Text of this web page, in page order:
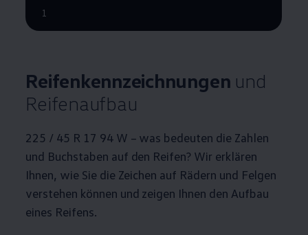
Verbleibende Zeit, --:--
1
Reifenkennzeichnungen und
Reifenaufbau
225 / 45 R 17 94 W – was bedeuten die Zahlen
und Buchstaben auf den Reifen? Wir erklären
Ihnen, wie Sie die Zeichen auf Rädern und Felgen
verstehen können und zeigen Ihnen den Aufbau
eines Reifens.